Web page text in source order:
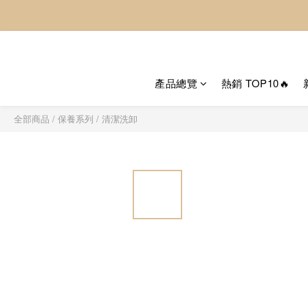
產品總覽 熱銷 TOP10🔥
全部商品 / 保養系列 / 清潔洗卸